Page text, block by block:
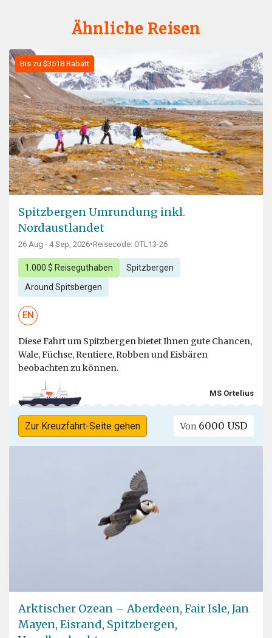
Ähnliche Reisen
Bis zu $3518 Rabatt
Spitzbergen Umrundung inkl.
Nordaustlandet
26 Aug - 4 Sep, 2026•Reisecode: OTL13-26
1.000 $ Reiseguthaben Spitzbergen
Around Spitsbergen
EN
Diese Fahrt um Spitzbergen bietet Ihnen gute Chancen,
Wale, Füchse, Rentiere, Robben und Eisbären
beobachten zu können.
MS Ortelius
Zur Kreuzfahrt-Seite gehen Von 6000 USD
Arktischer Ozean – Aberdeen, Fair Isle, Jan
Mayen, Eisrand, Spitzbergen,